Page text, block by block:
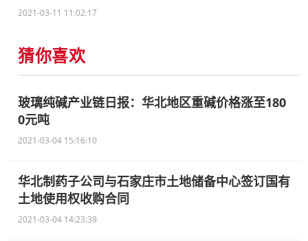
2021-03-11 11:02:17
猜你喜欢
玻璃纯碱产业链日报：华北地区重碱价格涨至180
0元吨
2021-03-04 15:16:10
华北制药子公司与石家庄市土地储备中心签订国有
土地使用权收购合同
2021-03-04 14:23:39